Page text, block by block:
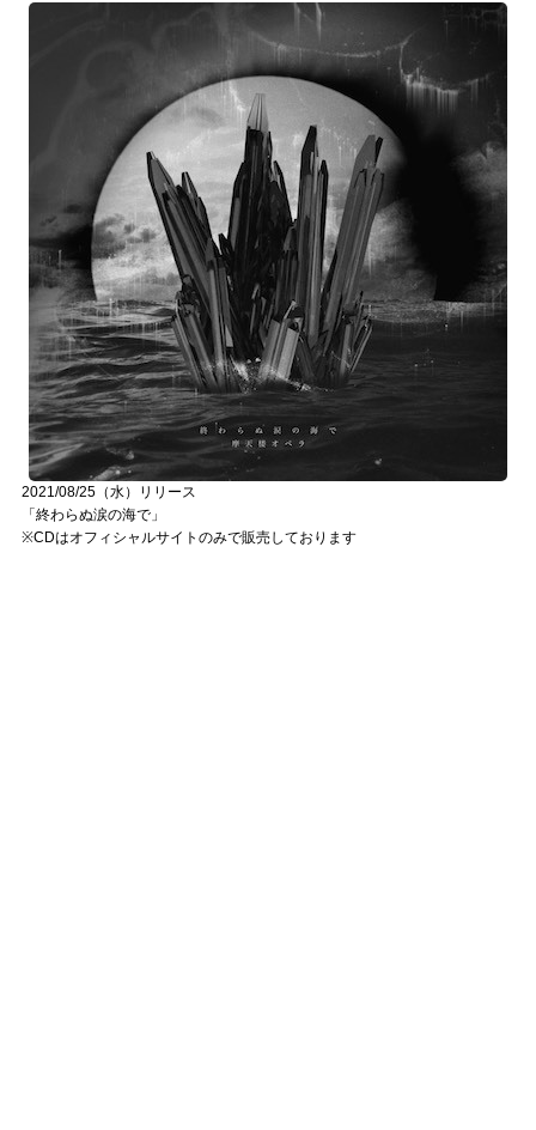
2021/08/25（水）リリース
「終わらぬ涙の海で」
※CDはオフィシャルサイトのみで販売しております